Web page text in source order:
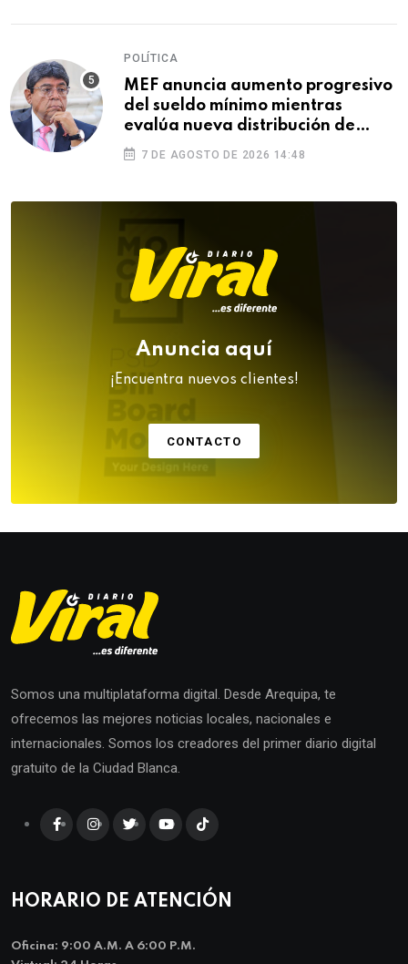
POLÍTICA
MEF anuncia aumento progresivo
del sueldo mínimo mientras
evalúa nueva distribución de
feriados
7 DE AGOSTO DE 2026 14:48
Anuncia aquí
¡Encuentra nuevos clientes!
CONTACTO
Somos una multiplataforma digital. Desde Arequipa, te
ofrecemos las mejores noticias locales, nacionales e
internacionales. Somos los creadores del primer diario digital
gratuito de la Ciudad Blanca.
HORARIO DE ATENCIÓN
Oficina: 9:00 A.m. A 6:00 P.m.